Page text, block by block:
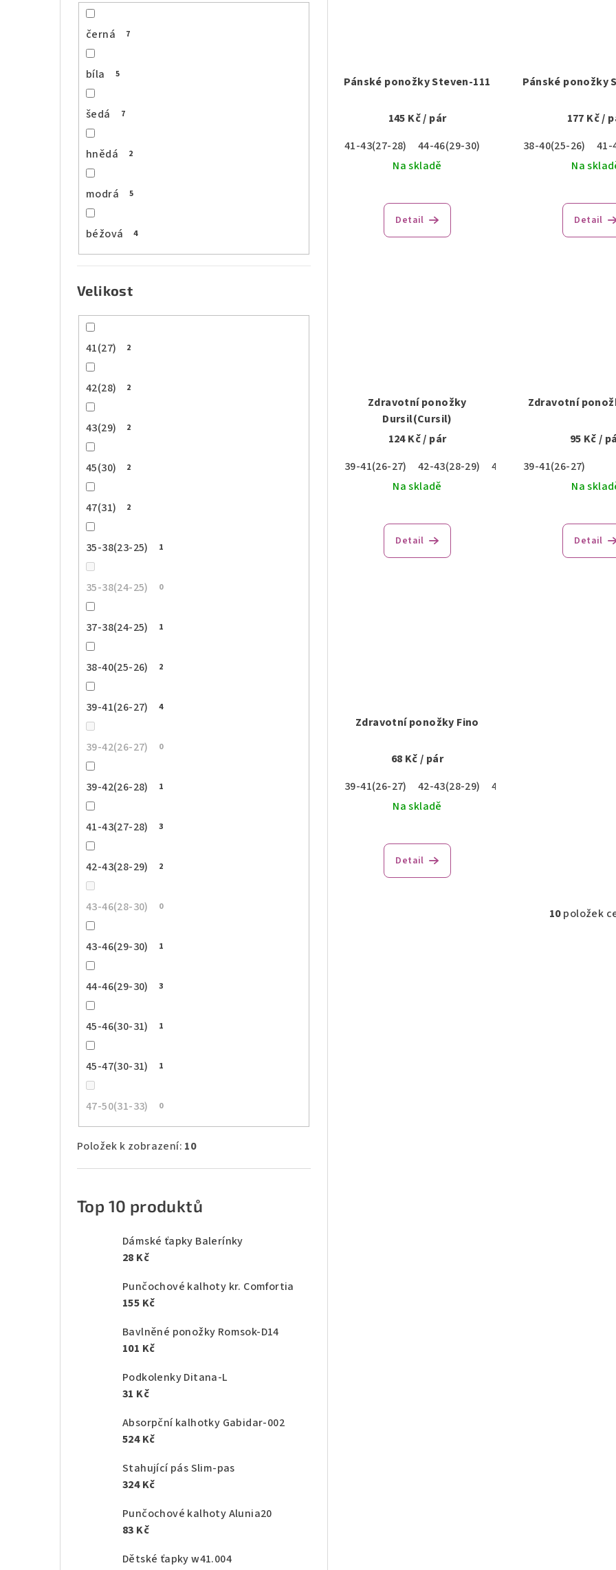
černá 7
bíla 5
šedá 7
hnědá 2
modrá 5
béžová 4
Velikost
41(27) 2
42(28) 2
43(29) 2
45(30) 2
47(31) 2
35-38(23-25) 1
35-38(24-25) 0
37-38(24-25) 1
38-40(25-26) 2
39-41(26-27) 4
39-42(26-27) 0
39-42(26-28) 1
41-43(27-28) 3
42-43(28-29) 2
43-46(28-30) 0
43-46(29-30) 1
44-46(29-30) 3
45-46(30-31) 1
45-47(30-31) 1
47-50(31-33) 0
Položek k zobrazení: 10
Top 10 produktů
Dámské ťapky Balerínky
28 Kč
Punčochové kalhoty kr. Comfortia
155 Kč
Bavlněné ponožky Romsok-D14
101 Kč
Podkolenky Ditana-L
31 Kč
Absorpční kalhotky Gabidar-002
524 Kč
Stahující pás Slim-pas
324 Kč
Punčochové kalhoty Alunia20
83 Kč
Dětské ťapky w41.004
Pánské ponožky Steven-111
145 Kč/ pár
41-43(27-28)
44-46(29-30)
Na skladě
Detail
Pánské ponožky
177 Kč/
38-40(25-26)
41-
Na
Detail
Zdravotní ponožky
Dursil(Cursil)
124 Kč/ pár
39-41(26-27)
42-43(28-29)
45-47(30-31)
Na skladě
Detail
Zdravotní
95 Kč/
39-41(26-27)
Na
Detail
Zdravotní ponožky Fino
68 Kč/ pár
39-41(26-27)
42-43(28-29)
45-46(30-31)
Na skladě
hodnocení
produktu
je
Detail
O
10položek